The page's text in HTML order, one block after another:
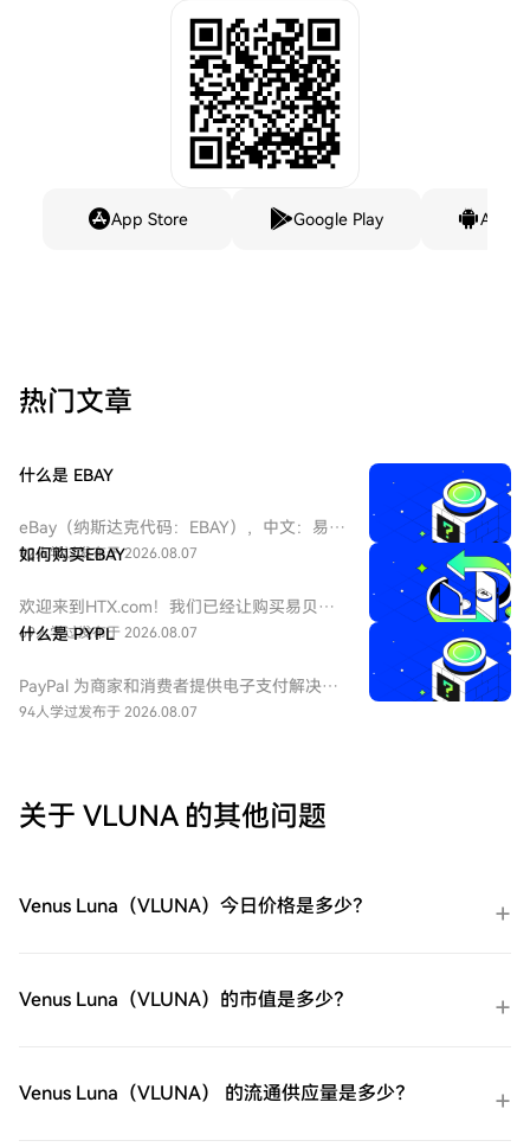
App Store Google Play
热门文章
什么是 EBAY
eBay（纳斯达克代码：EBAY），中文：易
贝，eBay是全球领先的电子商务巨头，成立
拍卖和零售购物的先驱，它连接全球数亿买
家和卖家。公司业务涵盖C2C和B2C领域，是
美国股票市场中极具代表性的互联网平台
92人学过发布于 2026.08.07
如何购买EBAY
欢迎来到HTX.com！我们已经让购买易贝
（EBAY）变得简单而便捷。跟随我们的逐步
步：创建您的HTX账户使用您的电子邮件、
手机号码注册一个免费账户在HTX上。体验
买：使用您HTX账户余额中的资金进行无缝
易。HTX场外交易台（OTC）购买：为大量
（EBAY）后，将其存储在您的HTX账户钱包
中。您也可以通过区块链转账将其发送到其
松交易易贝（EBAY)。访问您的账户，选择
您的交易对，执行您的交易，并实时监控。
69人学过发布于 2026.08.07
什么是 PYPL
PayPal 为商家和消费者提供电子支付解决方
案，重点关注在线交易。到2025年底，该公
94人学过发布于 2026.08.07
关于 VLUNA 的其他问题
Venus Luna（VLUNA）今日价格是多少？
Venus Luna（VLUNA）的市值是多少？
Venus Luna（VLUNA） 的流通供应量是多少？